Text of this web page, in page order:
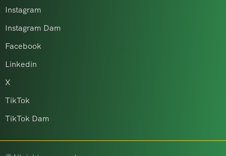
Instagram
Instagram Dam
Facebook
Linkedin
X
TikTok
TikTok Dam